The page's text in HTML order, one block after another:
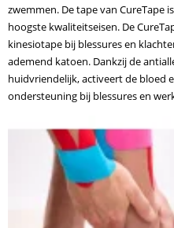
zwemmen. De tape van CureTape
hoogste kwaliteitseisen. De
kinesiotape bij blessures en
ademend katoen. Dankzij de
huidvriendelijk, activeert de bloed
ondersteuning bij blessures en